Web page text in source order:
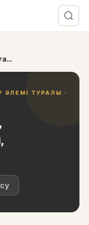
ӘЛЕМІ ТУРАЛЫ ·